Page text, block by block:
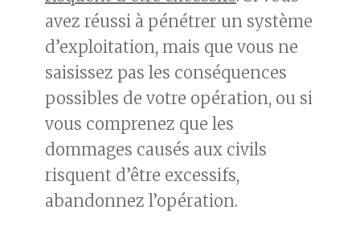
avez réussi à pénétrer un système
d’exploitation, mais que vous ne
saisissez pas les conséquences
possibles de votre opération, ou si
vous comprenez que les
dommages causés aux civils
risquent d’être excessifs,
abandonnez l’opération.